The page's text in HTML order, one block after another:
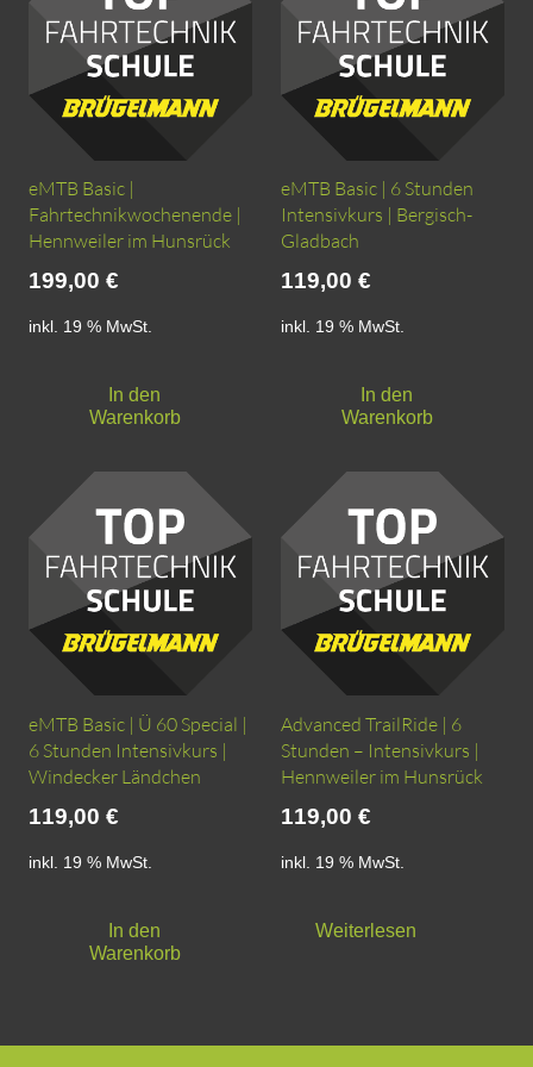
eMTB Basic |
Fahrtechnikwochenende |
Hennweiler im Hunsrück
199,00 €
inkl. 19 % MwSt.
In den
Warenkorb
eMTB Basic | 6 Stunden
Intensivkurs | Bergisch-
Gladbach
119,00 €
inkl. 19 % MwSt.
In den
Warenkorb
eMTB Basic | Ü 60 Special |
6 Stunden Intensivkurs |
Windecker Ländchen
119,00 €
inkl. 19 % MwSt.
In den
Warenkorb
Advanced TrailRide | 6
Stunden – Intensivkurs |
Hennweiler im Hunsrück
119,00 €
inkl. 19 % MwSt.
Weiterlesen